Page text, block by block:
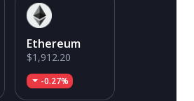
Ethereum
$1,912.20
-0.27%